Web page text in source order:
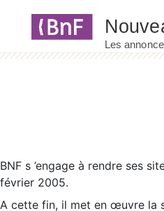
BNF s ’engage à rendre ses
février 2005.
A cette fin, il met en œuvre la